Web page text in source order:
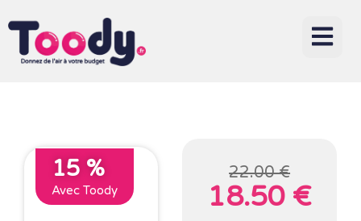
15 %
Avec Toody
22.00 €
18.50 €